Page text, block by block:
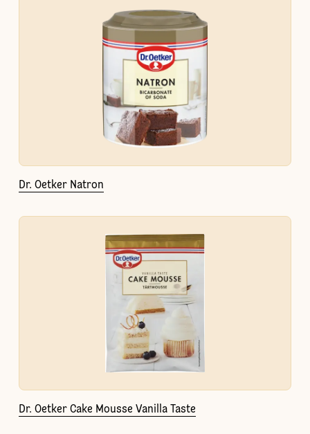
Dr. Oetker Natron
Dr. Oetker Cake Mousse Vanilla Taste